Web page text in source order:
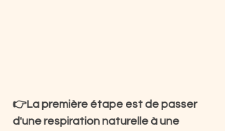
👉La première étape est de passer
d'une respiration naturelle à une